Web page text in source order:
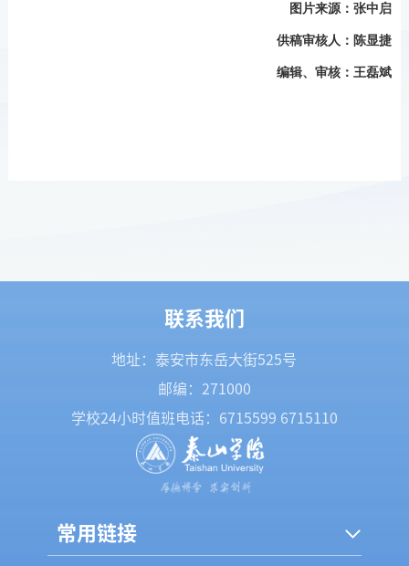
图片来源：张中启
供稿审核人：陈显捷
编辑、审核：王磊斌
联系我们
地址：泰安市东岳大街525号
邮编：271000
学校24小时值班电话： 6715599 6715110
常用链接